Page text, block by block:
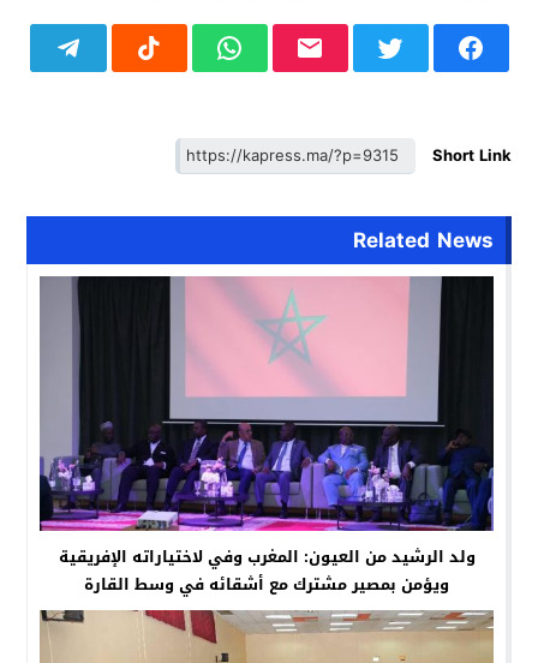
Short Link
Related News
ولد الرشيد من العيون: المغرب وفي لاختياراته الإفريقية
ويؤمن بمصير مشترك مع أشقائه في وسط القارة